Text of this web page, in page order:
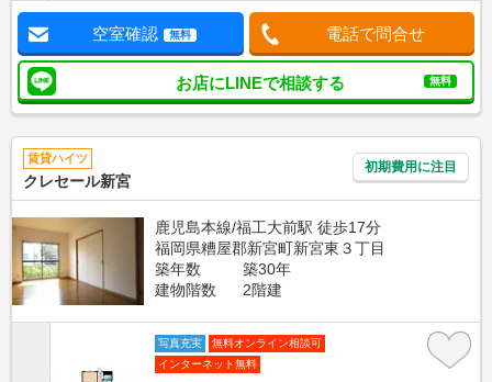
空室確認 無料 電話で問合せ
お店にLINEで相談する 無料
賃貸ハイツ
クレセール新宮
初期費用に注目
鹿児島本線/福工大前駅 徒歩17分
福岡県糟屋郡新宮町新宮東３丁目
築年数
築30年
建物階数
2階建
写真充実
無料オンライン相談可
インターネット無料